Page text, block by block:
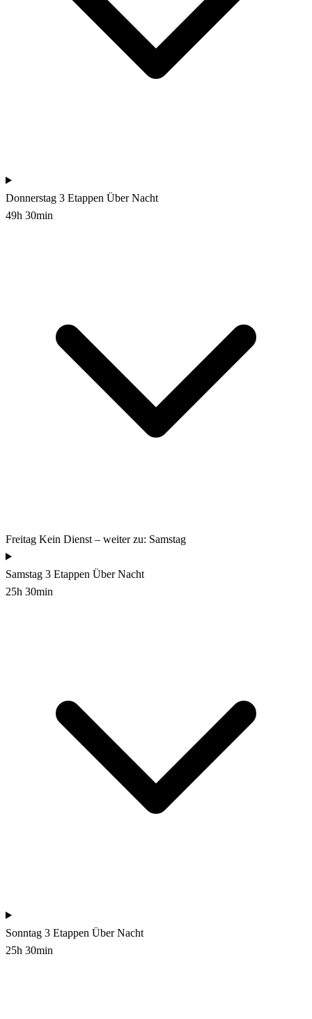
Donnerstag 3 Etappen Über Nacht
49h 30min
Freitag Kein Dienst – weiter zu: Samstag
Samstag 3 Etappen Über Nacht
25h 30min
Sonntag 3 Etappen Über Nacht
25h 30min